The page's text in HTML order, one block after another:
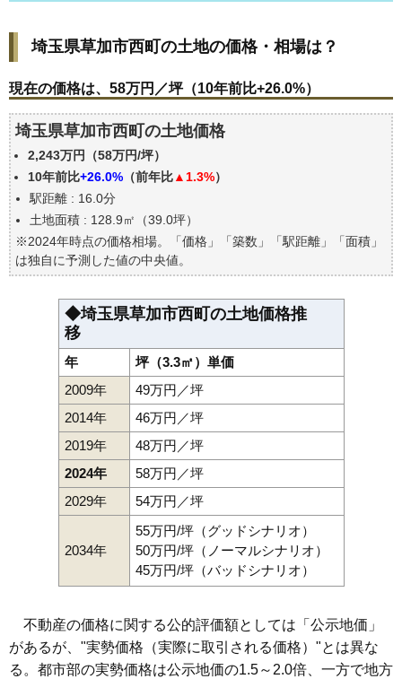
現在の価格は、58万円／坪（10年前比+26.0%）
価格を詳細に分析しよう
埼玉県草加市西町の土地の過去の売買事例
公示地価はいくら
エリアの将来性を人口予想から検討しよう
自分の年収でいくらの不動産が買える？
埼玉県草加市西町の土地の価格・相場は？
現在の価格は、58万円／坪（10年前比+26.0%）
埼玉県草加市西町の土地価格
2,243万円（58万円/坪）
10年前比+26.0% （前年比▲1.3%）
駅距離 : 16.0分
土地面積 : 128.9㎡（39.0坪）
※2024年時点の価格相場。「価格」「築数」「駅距離」「面積」
は独自に予測した値の中央値。
◆埼玉県草加市西町の土地価格推
移
年
坪（3.3㎡）単価
2009年
49万円／坪
2014年
46万円／坪
2019年
48万円／坪
2024年
58万円／坪
2029年
54万円／坪
2034年
55万円/坪（グッドシナリオ）
50万円/坪（ノーマルシナリオ）
45万円/坪（バッドシナリオ）
不動産の価格に関する公的評価額としては「公示地価」
があるが、"実勢価格（実際に取引される価格）"とは異な
る。都市部の実勢価格は公示地価の1.5～2.0倍、一方で地方